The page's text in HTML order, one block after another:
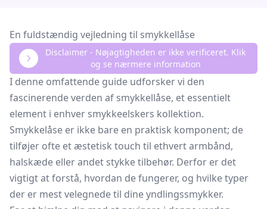
En fuldstændig vejledning til smykkellåse
Disclaimer - Nøjagtigheden er ikke verificeret. Klik
og se nærmere information
I denne omfattende guide udforsker vi den
fascinerende verden af smykkellåse, et essentielt
element i enhver smykkeelskers kollektion.
Smykkelåse er ikke bare en praktisk komponent; de
tilføjer ofte et æstetisk touch til ethvert armbånd,
halskæde eller andet stykke tilbehør. Derfor er det
vigtigt at forstå, hvordan de fungerer, og hvilke typer
der er mest velegnede til dine yndlingssmykker.